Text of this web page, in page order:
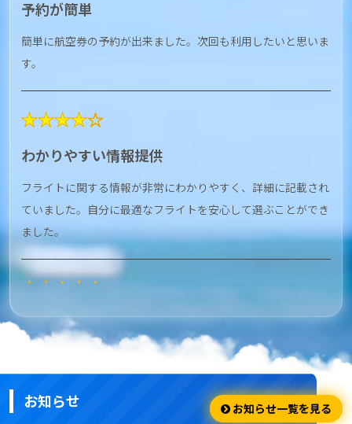
予約が簡単
簡単に航空券の予約が出来ました。次回も利用したいと思いま
す。
★★★★☆
わかりやすい情報提供
フライトに関する情報が非常にわかりやすく、詳細に記載され
ていました。自分に最適なフライトを安心して選ぶことができ
ました。
★★★★★
安さ・お得
安くてお得に利用出来ました。
★★★★☆
お知らせ お知らせ一覧を見る